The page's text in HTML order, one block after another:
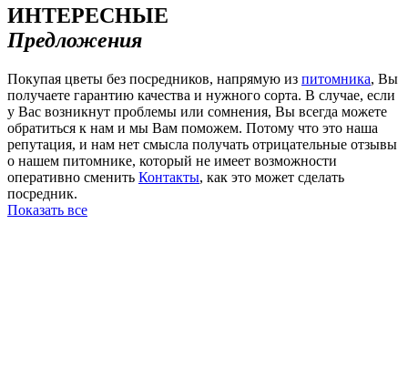
ИНТЕРЕСНЫЕ
Предложения
Покупая цветы без посредников, напрямую из питомника, Вы
получаете гарантию качества и нужного сорта. В случае, если
у Вас возникнут проблемы или сомнения, Вы всегда можете
обратиться к нам и мы Вам поможем. Потому что это наша
репутация, и нам нет смысла получать отрицательные отзывы
о нашем питомнике, который не имеет возможности
оперативно сменить Контакты, как это может сделать
посредник.
Показать все